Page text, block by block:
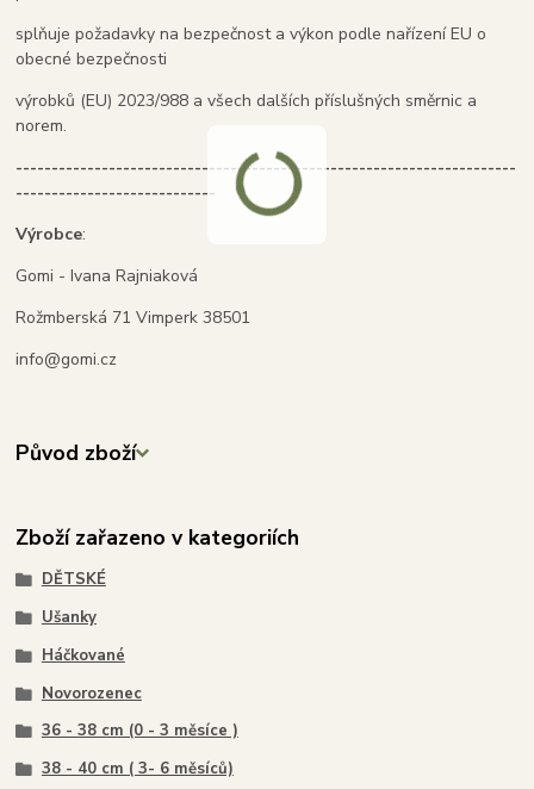
splňuje požadavky na bezpečnost a výkon podle nařízení EU o
obecné bezpečnosti
výrobků (EU) 2023/988 a všech dalších příslušných směrnic a
norem.
----------------------------------------------------------------------
----------------------------
Výrobce:
Gomi - Ivana Rajniaková
Rožmberská 71 Vimperk 38501
info@gomi.cz
Původ zboží
Zboží zařazeno v kategoriích
DĚTSKÉ
Ušanky
Háčkované
Novorozenec
36 - 38 cm (0 - 3 měsíce )
38 - 40 cm ( 3- 6 měsíců)